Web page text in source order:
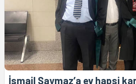
İsmail Saymaz’a ev hapsi